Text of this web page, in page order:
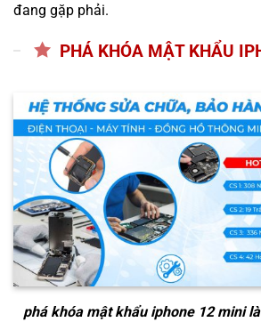
đang gặp phải.
PHÁ KHÓA MẬT KHẨU
phá khóa mật khẩu iphone 12 minilà